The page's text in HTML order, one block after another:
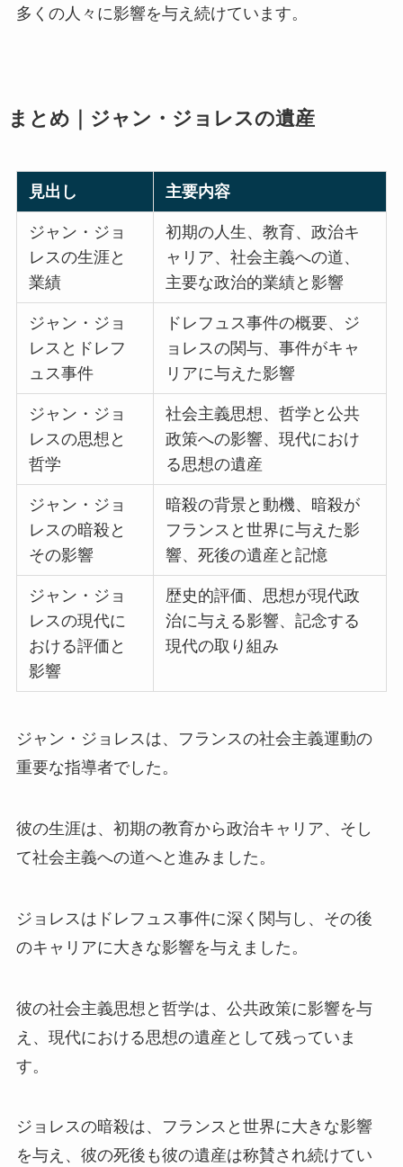
多くの人々に影響を与え続けています。
まとめ｜ジャン・ジョレスの遺産
見出し 主要内容
ジャン・ジョ
レスの生涯と
業績
初期の人生、教育、政治キ
ャリア、社会主義への道、
主要な政治的業績と影響
ジャン・ジョ
レスとドレフ
ュス事件
ドレフュス事件の概要、ジ
ョレスの関与、事件がキャ
リアに与えた影響
ジャン・ジョ
レスの思想と
哲学
社会主義思想、哲学と公共
政策への影響、現代におけ
る思想の遺産
ジャン・ジョ
レスの暗殺と
その影響
暗殺の背景と動機、暗殺が
フランスと世界に与えた影
響、死後の遺産と記憶
ジャン・ジョ
レスの現代に
おける評価と
影響
歴史的評価、思想が現代政
治に与える影響、記念する
現代の取り組み
ジャン・ジョレスは、フランスの社会主義運動の
重要な指導者でした。
彼の生涯は、初期の教育から政治キャリア、そし
て社会主義への道へと進みました。
ジョレスはドレフュス事件に深く関与し、その後
のキャリアに大きな影響を与えました。
彼の社会主義思想と哲学は、公共政策に影響を与
え、現代における思想の遺産として残っていま
す。
ジョレスの暗殺は、フランスと世界に大きな影響
を与え、彼の死後も彼の遺産は称賛され続けてい